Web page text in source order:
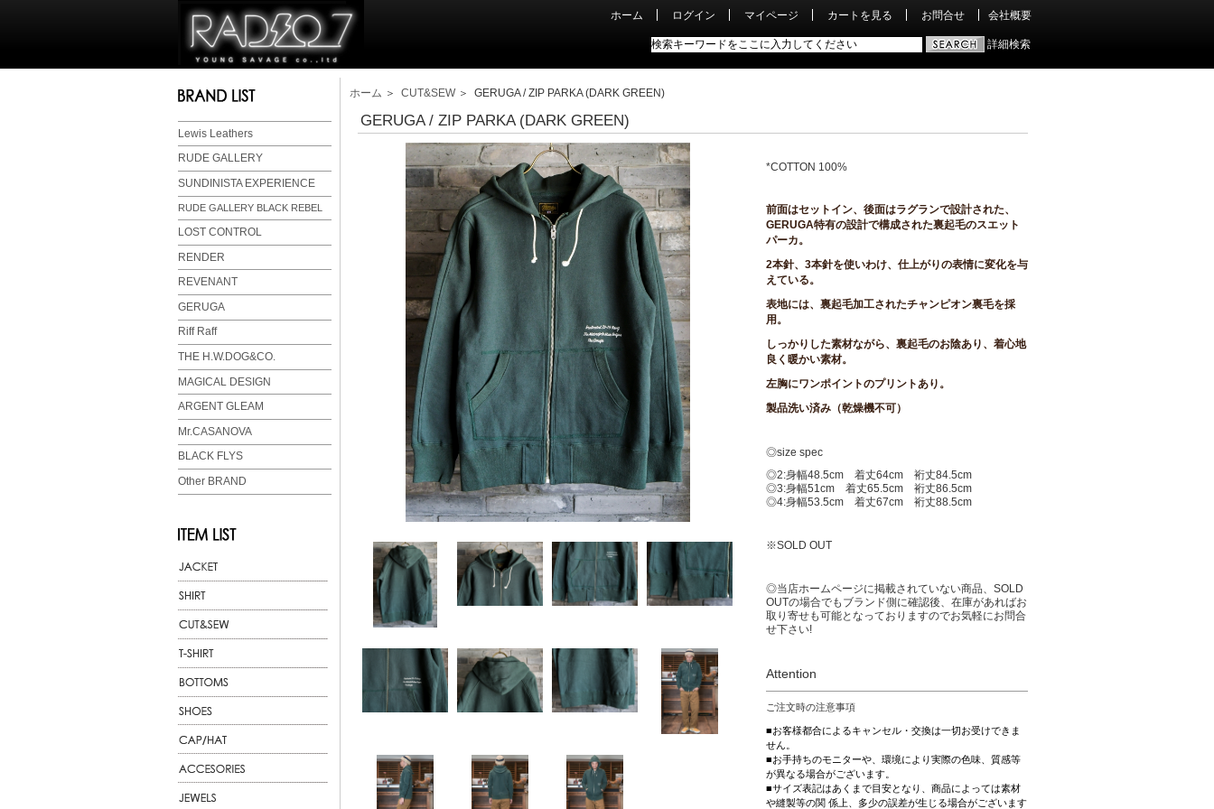
ホーム ログイン マイページ カートを見る お問合せ 会社概要
詳細検索
Lewis Leathers
RUDE GALLERY
SUNDINISTA EXPERIENCE
RUDE GALLERY BLACK REBEL
LOST CONTROL
RENDER
REVENANT
GERUGA
Riff Raff
THE H.W.DOG&CO.
MAGICAL DESIGN
ARGENT GLEAM
Mr.CASANOVA
BLACK FLYS
Other BRAND
ホーム ＞ CUT&SEW＞ GERUGA / ZIP PARKA (DARK GREEN)
GERUGA / ZIP PARKA (DARK GREEN)
*COTTON 100%
前面はセットイン、後面はラグランで設計された、
GERUGA特有の設計で構成された裏起毛のスエット
パーカ。
2本針、3本針を使いわけ、仕上がりの表情に変化を与
えている。
表地には、裏起毛加工されたチャンピオン裏毛を採
用。
しっかりした素材ながら、裏起毛のお陰あり、 着心地
良く暖かい素材。
左胸にワンポイントのプリントあり。
製品洗い済み（乾燥機不可）
◎size spec
◎2:身幅48.5cm 着丈64cm 裄丈84.5cm
◎3:身幅51cm 着丈65.5cm 裄丈86.5cm
◎4:身幅53.5cm 着丈67cm 裄丈88.5cm
※SOLD OUT
◎当店ホームページに掲載されていない商品、SOLD
OUTの場合でもブランド側に確認後、在庫があればお
取り寄せも可能となっておりますのでお気軽にお問合
せ下さい!
Attention
ご注文時の注意事項
■お客様都合によるキャンセル・交換は一切お受けできま
せん。
■お手持ちのモニターや、環境により実際の色味、質感等
が異なる場合がございます。
■サイズ表記はあくまで目安となり、商品によっては素材
や縫製等の関 係上、多少の誤差が生じる場合がございます